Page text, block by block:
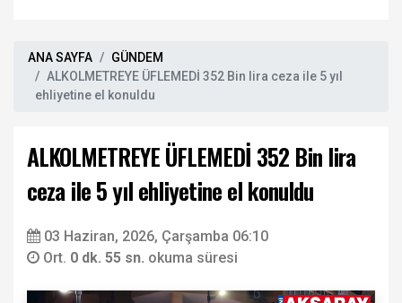
ANA SAYFA
GÜNDEM
ALKOLMETREYE ÜFLEMEDİ 352 Bin lira ceza ile 5 yıl
ehliyetine el konuldu
ALKOLMETREYE ÜFLEMEDİ 352 Bin lira
ceza ile 5 yıl ehliyetine el konuldu
03 Haziran, 2026, Çarşamba 06:10
Ort. 0 dk. 55 sn. okuma süresi